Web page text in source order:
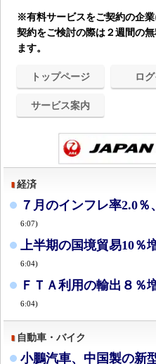
※有料サービスをご契約の企業
契約をご検討の際は２週間の
ます。
トップページ ロ
サービス案内
経済
７月のインフレ率2.0
6:07)
上半期の国境貿易10％
6:04)
ＦＴＡ利用の輸出８％
6:04)
自動車・バイク
小鵬汽車、中国製の新